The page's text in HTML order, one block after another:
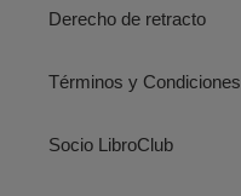
Derecho de retracto
Términos y Condiciones
Socio LibroClub